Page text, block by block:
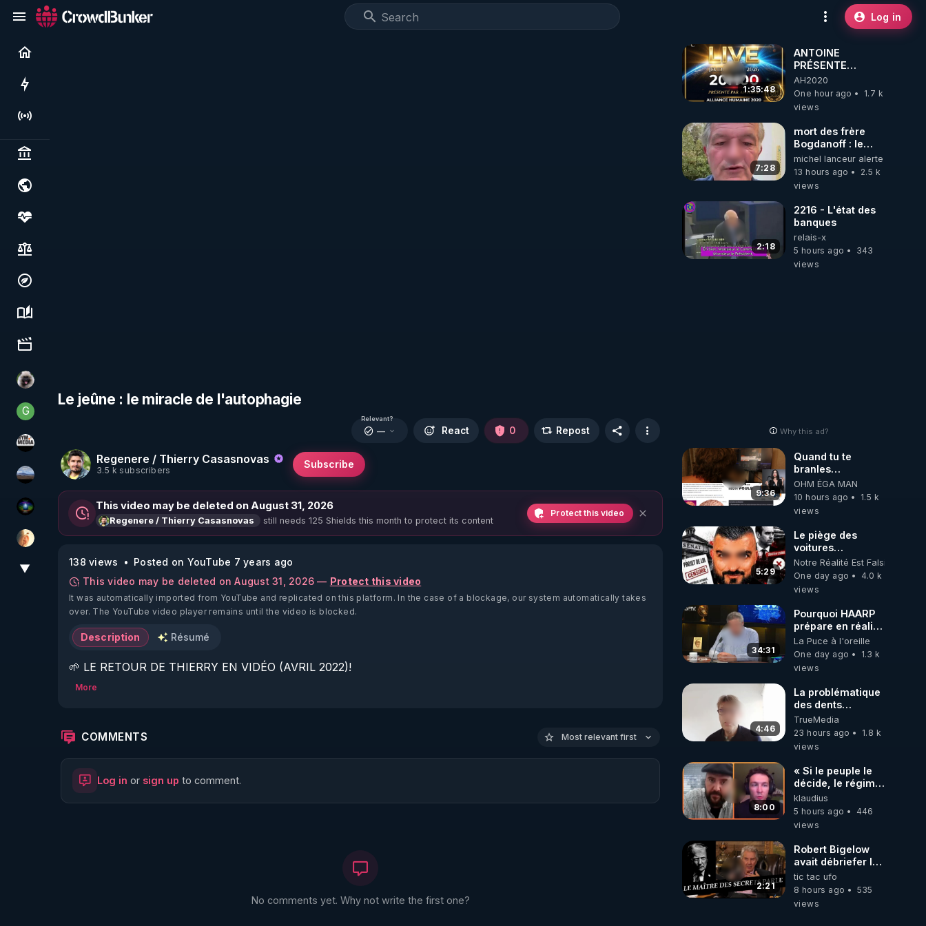
Log in
Live
Politics & institutions
Society, justice & freedoms
Economy, environment & technology
Science, history & spirituality
Culture, media & entertainment
Priscane
G Generousbear
HYM.MEDIA
michel lanceur alerte
WakeUp
La Puce à l'oreille
▼
Le jeûne : le miracle de l'autophagie
Regenere / Thierry Casasnovas
3.5 k subscribers
Subscribe
Relevant?
— React 0 Repost
This video may be deleted on August 31, 2026
Regenere / Thierry Casasnovas still needs 125 Shields this month to protect its content
Protect this video
138 views
Posted on YouTube 7 years ago
This video may be deleted on August 31, 2026 — Protect this video
It was automatically imported from YouTube and replicated on this platform. In the case of a blockage, our system automatically takes
over. The YouTube video player remains until the video is blocked.
Description Résumé
🌱 LE RETOUR DE THIERRY EN VIDÉO (AVRIL 2022)!
🌱 LE MAGAZINE RÉGÉNÈRE
http://rgnr.li/ymag
More
COMMENTS Most relevant first
Log in or sign up to comment.
No comments yet. Why not write the first one?
1:35:48
ANTOINE
PRÉSENTE
AH2020 LE LIVE
20H ***DU
06/08/2026***
AH2020
One hour ago
1.7 k
views
7:28
mort des frère
Bogdanoff : le
mensonge d état
michel lanceur alerte
13 hours ago
2.5 k
views
2:18
2216 - L'état des
banques
relais-x
5 hours ago
343
views
Why this ad?
9:36
Quand tu te
branles
bonhomme tu
émets des ondes
ils ont juste omis
OHM ÉGA MAN
10 hours ago
1.5 k
views
5:29
Le piège des
voitures
électriques se
referme sur les
usagers !
Notre Réalité Est Falsifiée Et
One day ago
4.0 k
views
34:31
Pourquoi HAARP
prépare en réalité
un CHAOS
climatique, on
répond
La Puce à l'oreille
One day ago
1.3 k
views
4:46
La problématique
des dents
dévitalisées et
des implants
TrueMedia
23 hours ago
1.8 k
views
8:00
« Si le peuple le
décide, le régime
peut tomber
demain ! »
klaudius
5 hours ago
446
views
2:21
Robert Bigelow
avait débriefer le
pédophile
génocidaire de
donald j trump
tic tac ufo
8 hours ago
535
views